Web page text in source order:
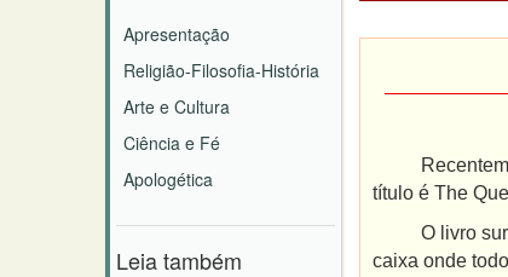
Apresentação
Religião-Filosofia-História
Arte e Cultura
Ciência e Fé
Apologética
Leia também
título é The
O livro surgiu
caixa onde